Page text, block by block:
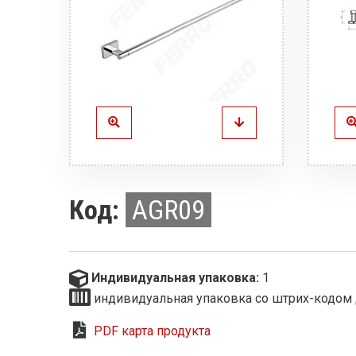
Код: AGR09
Индивидуальная упаковка: 1
индивидуальная упаковка со штрих-
PDF карта продукта